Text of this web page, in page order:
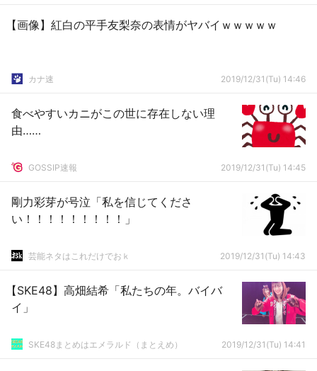
【画像】紅白の平手友梨奈の表情がヤバイｗｗｗｗｗ
カナ速 2019/12/31(Tu) 14:46
食べやすいカニがこの世に存在しない理
由……
GOSSIP速報 2019/12/31(Tu) 14:45
剛力彩芽が号泣「私を信じてくださ
い！！！！！！！！！」
芸能ネタはこれだけでおｋ 2019/12/31(Tu) 14:43
【SKE48】高畑結希「私たちの年。バイバ
イ」
SKE48まとめはエメラルド（まとえめ） 2019/12/31(Tu) 14:41